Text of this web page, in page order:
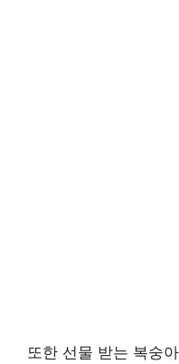
또한 선물 받는 복숭